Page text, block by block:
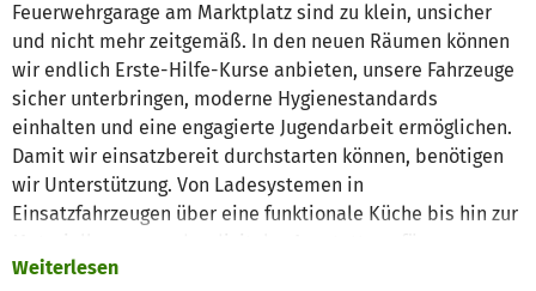
Feuerwehrgarage am Marktplatz sind zu klein, unsicher
und nicht mehr zeitgemäß. In den neuen Räumen können
wir endlich Erste-Hilfe-Kurse anbieten, unsere Fahrzeuge
sicher unterbringen, moderne Hygienestandards
einhalten und eine engagierte Jugendarbeit ermöglichen.
Damit wir einsatzbereit durchstarten können, benötigen
wir Unterstützung. Von Ladesystemen in
Einsatzfahrzeugen über eine funktionale Küche bis hin zur
Schulungen – viele Ausgaben sind notwendig, um
Weiterlesen